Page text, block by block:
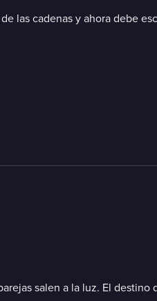
las cadenas y ahora debe
salen a la luz. El